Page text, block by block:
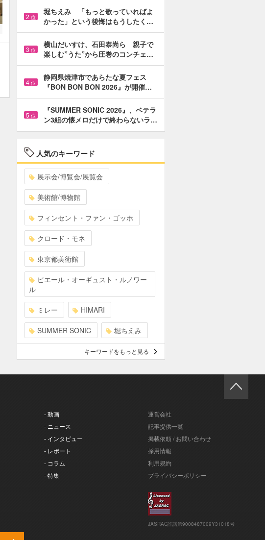
2 位
堀ちえみ 「もっと歌っていればよ
かった」という後悔はもうしたく…
3 位
横山だいすけ、石田泰尚ら 親子で
楽しむ”うた”から圧巻のコンチェ…
4 位
静岡県焼津市であらたな夏フェス
『BON BON BON 2026』が開催…
5 位
『SUMMER SONIC 2026』、ベテラ
ン3組の懐メロだけで終わらないラ…
人気のキーワード
展示会/博覧会/展覧会
美術館/博物館
フィンセント・ファン・ゴッホ
クロード・モネ
東京都美術館
ピエール・オーギュスト・ルノワー
ル
ミレー HIMARI
SUMMER SONIC 堀ちえみ
キーワードをもっと見る
- 動画
- ニュース
- インタビュー
- レポート
- コラム
- 特集
運営会社
記事提供一覧
掲載依頼 / お問い合わせ
採用情報
利用規約
プライバシーポリシー
JASRAC許諾第9008487009Y31018号